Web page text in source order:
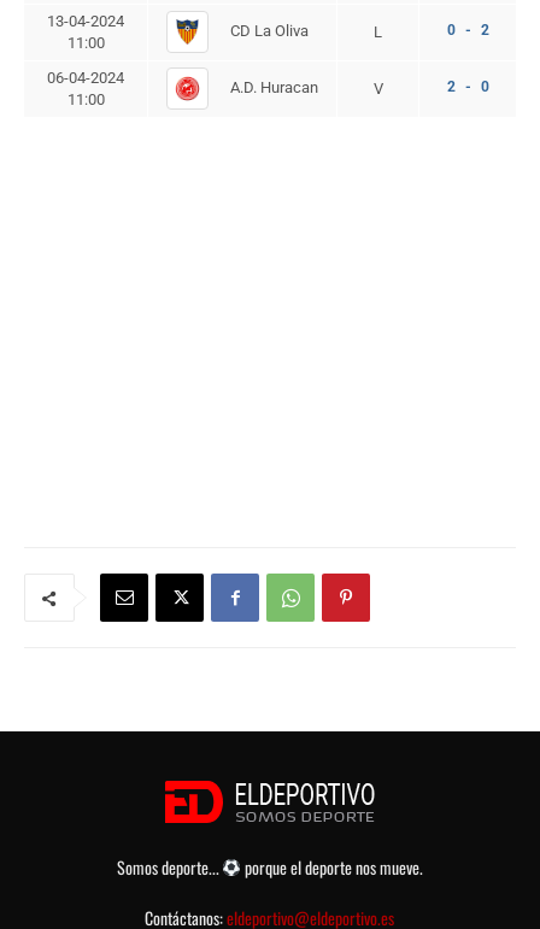
13-04-2024
11:00
CD La Oliva L 0 - 2
06-04-2024
11:00
A.D. Huracan V 2 - 0
Somos deporte...
porque el deporte nos mueve.
Contáctanos:eldeportivo@eldeportivo.es